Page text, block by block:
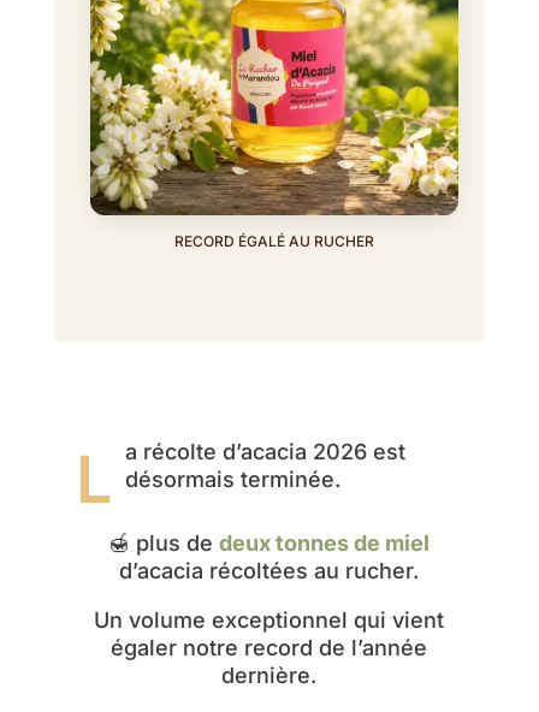
RECORD ÉGALÉ AU RUCHER
La récolte d’acacia 2026 est désormais terminée.
🍯 plus dedeux tonnes de miel
d’acacia récoltées au rucher.
Un volume exceptionnel qui vient
égaler notre record de l’année
dernière.